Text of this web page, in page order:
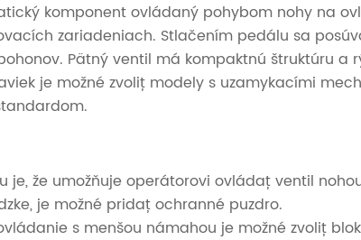
komponent ovládaný pohybom nohy na
zariadeniach. Stlačením pedálu sa
Pätný ventil má kompaktnú štruktúru
je možné zvoliť modely s uzamykacími
je, že umožňuje operátorovi ovládať ventil
je možné pridať ochranné puzdro.
s menšou námahou je možné zvoliť